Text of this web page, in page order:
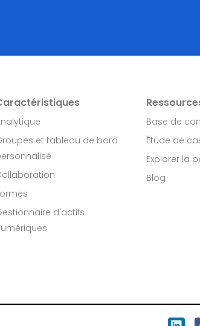
et tableau de bord
d'actifs
Base de
Étude de
Explorer la
Blog